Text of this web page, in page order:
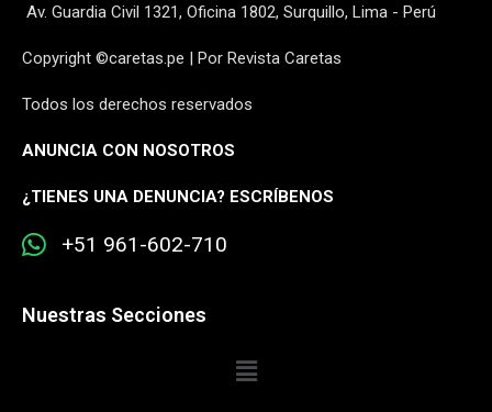
Av. Guardia Civil 1321, Oficina 1802, Surquillo, Lima - Perú
Copyright ©caretas.pe | Por Revista Caretas
Todos los derechos reservados
ANUNCIA CON NOSOTROS
¿TIENES UNA DENUNCIA? ESCRÍBENOS
+51 961-602-710
Nuestras Secciones